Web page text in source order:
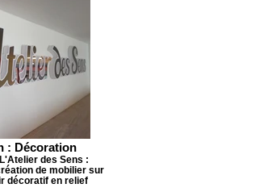
: Décoration
des Sens :
de mobilier sur
décoratif en relief